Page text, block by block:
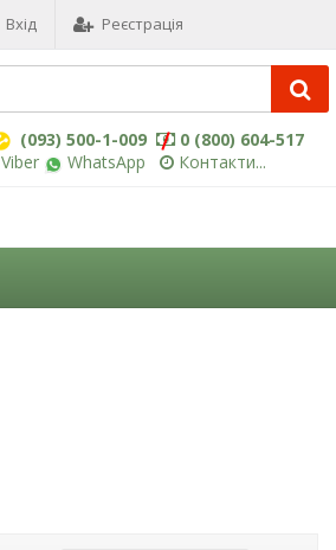
Вхід Реєстрація
(093) 500-1-009
0 (800) 604-517
Viber WhatsApp Контакти...